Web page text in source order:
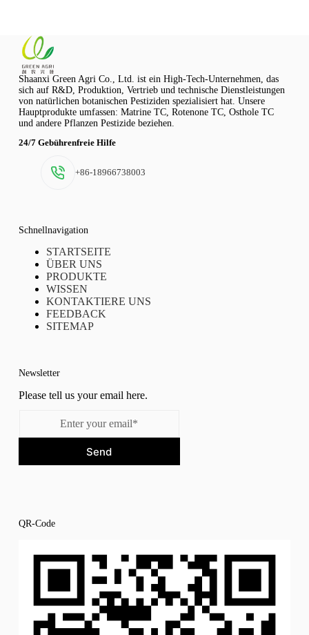
Shaanxi Green Agri Co., Ltd. ist ein High-Tech-Unternehmen, das
sich auf R&D, Produktion, Vertrieb und technische Dienstleistungen
von natürlichen botanischen Pestiziden spezialisiert hat. Unsere
Hauptprodukte umfassen: Matrine TC, Rotenone TC, Osthole TC
und andere Pflanzen Pestizide beziehen.
24/7 Gebührenfreie Hilfe
+86-18966738003
Schnellnavigation
STARTSEITE
ÜBER UNS
PRODUKTE
WISSEN
KONTAKTIERE UNS
FEEDBACK
SITEMAP
Newsletter
Please tell us your email here.
Send
QR-Code